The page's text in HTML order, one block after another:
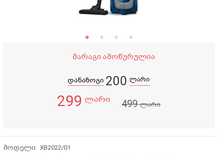
მარაგი ამოწურულია
დანაზოგი 200 ლარი
299 ლარი 499ლარი
მოდელი: XB2022/01